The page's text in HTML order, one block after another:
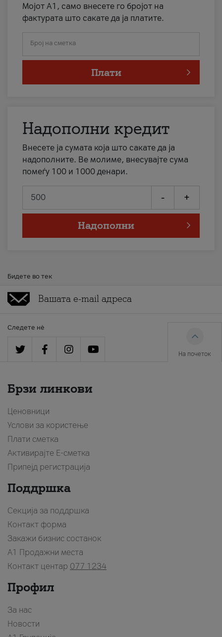
Мојот А1, само внесете го бројот на
фактурата што сакате да ја платите.
Број на сметка
Плати
Надополни кредит
Внесете ја сумата која што сакате да ја
надополните. Ве молиме, внесувајте сума
помеѓу 100 и 1000 денари.
- +
Надополни
Бидете во тек
Следете нè
На почеток
Брзи линкови
Ценовници
Услови за користење
Плати сметка
Активирајте Е-сметка
Припејд регистрација
Поддршка
Секција за поддршка
Контакт форма
Закажи бизнис состанок
A1 Продажни места
Контакт центар 077 1234
Профил
За нас
Новости